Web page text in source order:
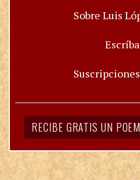
Sobre Luis
RECIBE GRATIS UN